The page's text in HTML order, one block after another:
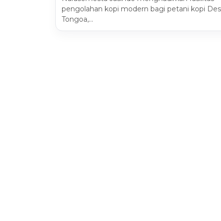
pengolahan kopi modern bagi petani kopi
Tongoa,…